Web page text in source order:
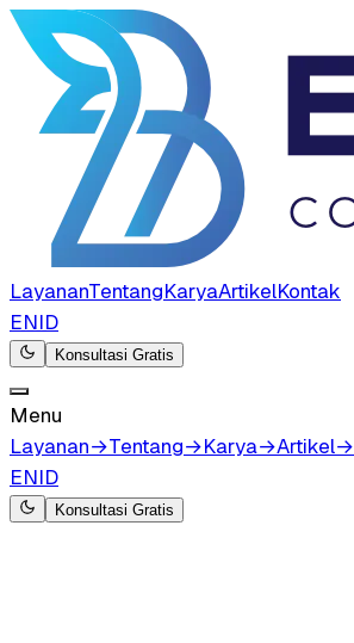
LayananTentangKaryaArtikelKontak
ENID
Konsultasi Gratis
Menu
Layanan→Tentang→Karya→Artikel→
ENID
Konsultasi Gratis